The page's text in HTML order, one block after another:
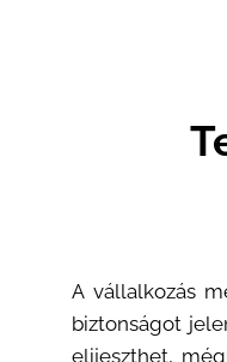
A vállalkozás
biztonságot
elijeszthet,